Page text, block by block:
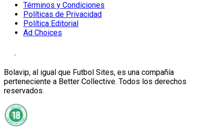
Términos y Condiciones
Políticas de Privacidad
Política Editorial
Ad Choices
Bolavip, al igual que Futbol Sites, es una compañía
perteneciente a Better Collective. Todos los derechos
reservados.